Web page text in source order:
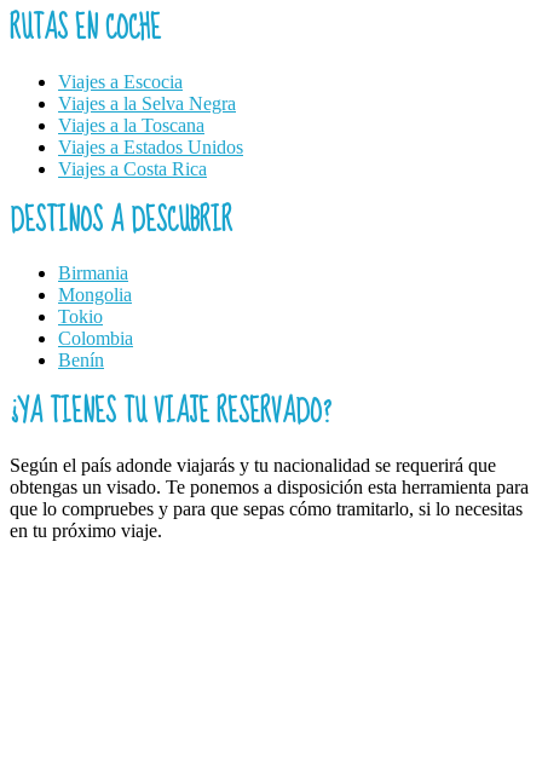
RUTAS EN COCHE
Viajes a Escocia
Viajes a la Selva Negra
Viajes a la Toscana
Viajes a Estados Unidos
Viajes a Costa Rica
DESTINOS A DESCUBRIR
Birmania
Mongolia
Tokio
Colombia
Benín
¿YA TIENES TU VIAJE RESERVADO?
Según el país adonde viajarás y tu nacionalidad se requerirá que
obtengas un visado. Te ponemos a disposición esta herramienta para
que lo compruebes y para que sepas cómo tramitarlo, si lo necesitas
en tu próximo viaje.